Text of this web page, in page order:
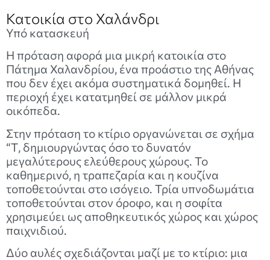
Κατοικία στο Χαλάνδρι
Υπό κατασκευή
Η πρόταση αφορά μια μικρή κατοικία στο
Πάτημα Χαλανδρίου, ένα προάστιο της Αθήνας
που δεν έχει ακόμα συστηματικά δομηθεί. Η
περιοχή έχει κατατμηθεί σε μάλλον μικρά
οικόπεδα.
Στην πρόταση το κτίριο οργανώνεται σε σχήμα
“Τ, δημιουργώντας όσο το δυνατόν
μεγαλύτερους ελεύθερους χώρους. Το
καθημερινό, η τραπεζαρία και η κουζίνα
τοποθετούνται στο ισόγειο. Τρία υπνοδωμάτια
τοποθετούνται στον όροφο, και η σοφίτα
χρησιμεύει ως αποθηκευτικός χώρος και χώρος
παιχνιδιού.
Δύο αυλές σχεδιάζονται μαζί με το κτίριο: μια